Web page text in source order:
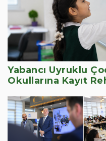
Yabancı Uyruklu
Okullarına Kayıt